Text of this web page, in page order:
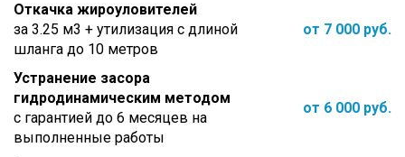
Откачка жироуловителей
за 3.25 м3 + утилизация с длиной
шланга до 10 метров
от 7 000 руб.
Устранение засора
гидродинамическим методом
с гарантией до 6 месяцев на
выполненные работы
от 6 000 руб.